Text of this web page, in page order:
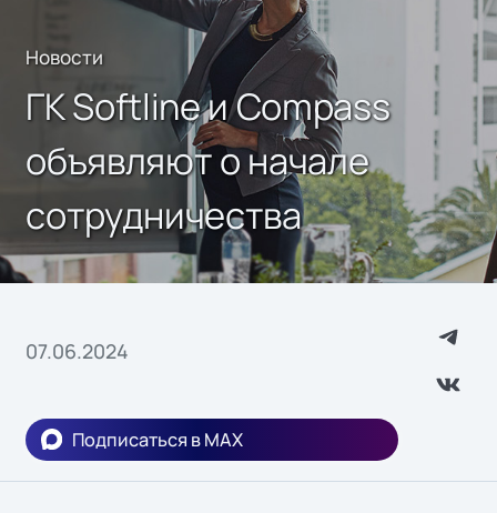
Новости
ГК Softline и Compass
объявляют о начале
сотрудничества
07.06.2024
Подписаться в MAX